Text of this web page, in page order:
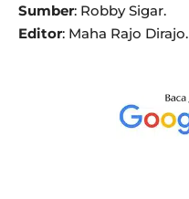
Sumber: Robby Sigar.
Editor: Maha Rajo Dirajo.